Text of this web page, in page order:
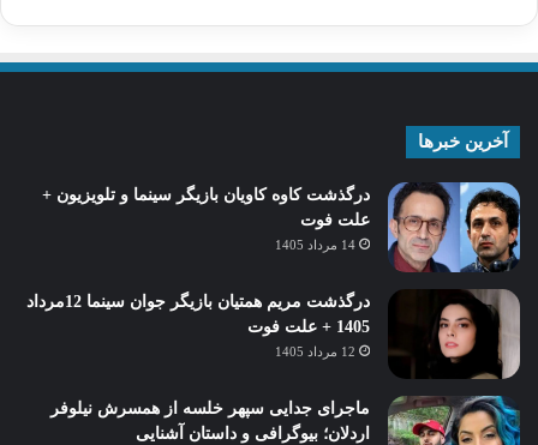
آخرین خبرها
درگذشت کاوه کاویان بازیگر سینما و تلویزیون +
علت فوت
14 مرداد 1405
درگذشت مریم همتیان بازیگر جوان سینما 12مرداد
1405 + علت فوت
12 مرداد 1405
ماجرای جدایی سپهر خلسه از همسرش نیلوفر
اردلان؛ بیوگرافی و داستان آشنایی